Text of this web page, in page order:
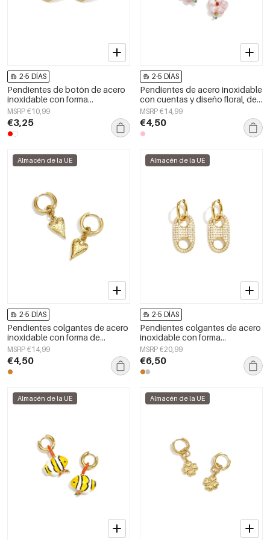
2-5 DÍAS
Pendientes de botón de acero
inoxidable con forma
geométrica, sencillos, de la
serie Daily Simple, joyería para
mujer.
MSRP €10,99
€3,25
2-5 DÍAS
Pendientes de acero inoxidable
con cuentas y diseño floral, de
la serie Cute Simple, joyería para
mujer.
MSRP €14,99
€4,50
Almacén de la UE
2-5 DÍAS
Pendientes colgantes de acero
inoxidable con forma de
corazón, sencillos, de la serie
Daily Simple, joyería para mujer.
MSRP €14,99
€4,50
Almacén de la UE
2-5 DÍAS
Pendientes colgantes de acero
inoxidable con forma
geométrica, sencillos para el día
a día, de la serie Simple. Joyería
para mujer.
MSRP €20,99
€6,50
Almacén de la UE Almacén de la UE